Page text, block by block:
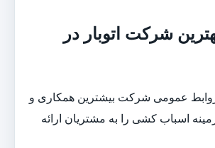
شرکت اتوبار در
عمومی شرکت بیشترین همکاری و
اسباب کشی را به مشتریان ارائه